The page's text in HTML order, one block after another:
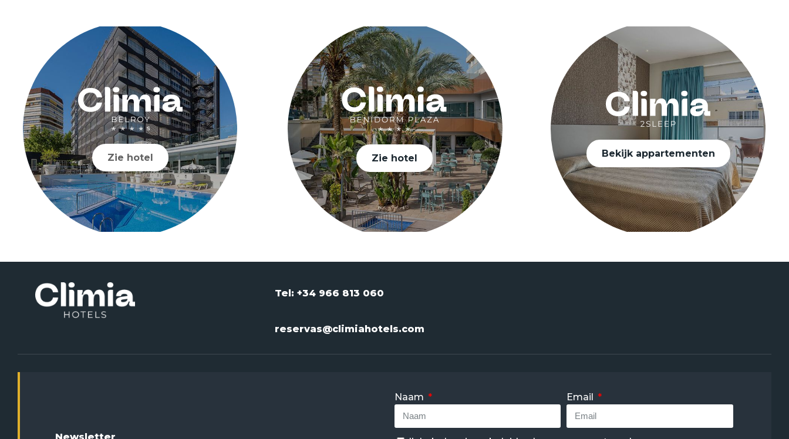
Zie hotel Zie hotel Bekijk appartementen
Tel: +34 966 813 060
reservas@climiahotels.com
Newsletter
Naam Email